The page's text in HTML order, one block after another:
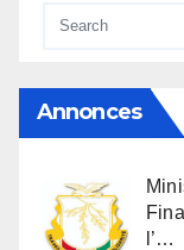
Annonces
l’…